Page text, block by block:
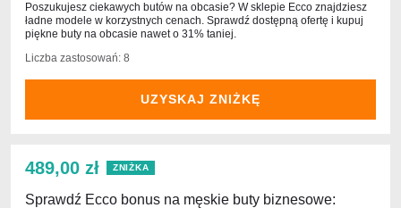
Poszukujesz ciekawych butów na obcasie? W sklepie Ecco znajdziesz
ładne modele w korzystnych cenach. Sprawdź dostępną ofertę i kupuj
piękne buty na obcasie nawet o 31% taniej.
Liczba zastosowań: 8
UZYSKAJ ZNIŻKĘ
489,00 zł ZNIŻKA
Sprawdź Ecco bonus na męskie buty biznesowe: